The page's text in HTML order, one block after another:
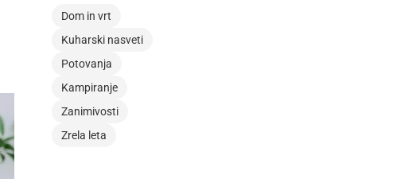
Dom in vrt
Kuharski nasveti
Potovanja
Kampiranje
Zanimivosti
Zrela leta